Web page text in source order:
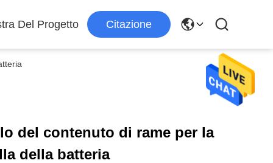
Del Progetto Citazione
del contenuto di rame per la
della batteria